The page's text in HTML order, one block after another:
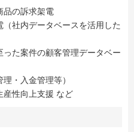
品の訴求架電
社内データベースを活用した
た案件の顧客管理データベー
・入金管理等）
産性向上支援 など